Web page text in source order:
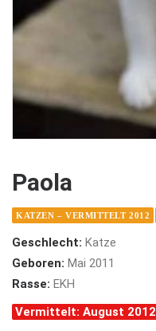
Paola
KATZEN – VERMITTELT 2012
Geschlecht: Katze
Geboren: Mai 2011
Rasse: EKH
Vermittelt: August 2012